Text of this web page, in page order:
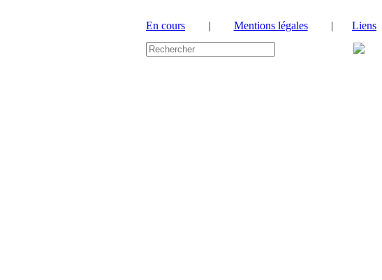
En cours | Mentions légales | Liens